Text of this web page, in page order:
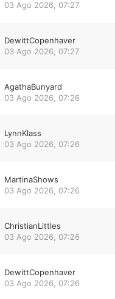
03 Ago 2026, 07:27
DewittCopenhaver
03 Ago 2026, 07:27
AgathaBunyard
03 Ago 2026, 07:26
LynnKlass
03 Ago 2026, 07:26
MartinaShows
03 Ago 2026, 07:26
ChristianLittles
03 Ago 2026, 07:26
DewittCopenhaver
03 Ago 2026, 07:26